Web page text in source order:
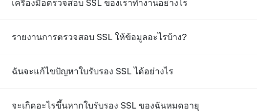
เครื่องมือตรวจสอบ SSL ของเราทำงานอย่างไร
รายงานการตรวจสอบ SSL ให้ข้อมูลอะไรบ้าง?
ฉันจะแก้ไขปัญหาใบรับรอง SSL ได้อย่างไร
จะเกิดอะไรขึ้นหากใบรับรอง SSL ของฉันหมดอายุ